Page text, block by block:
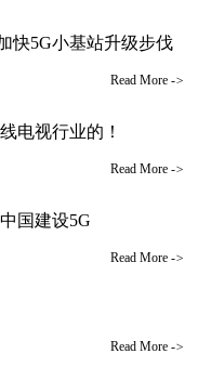
快5G小基站升级步伐
Read More ->
电视行业的！
Read More ->
国建设5G
Read More ->
Read More ->